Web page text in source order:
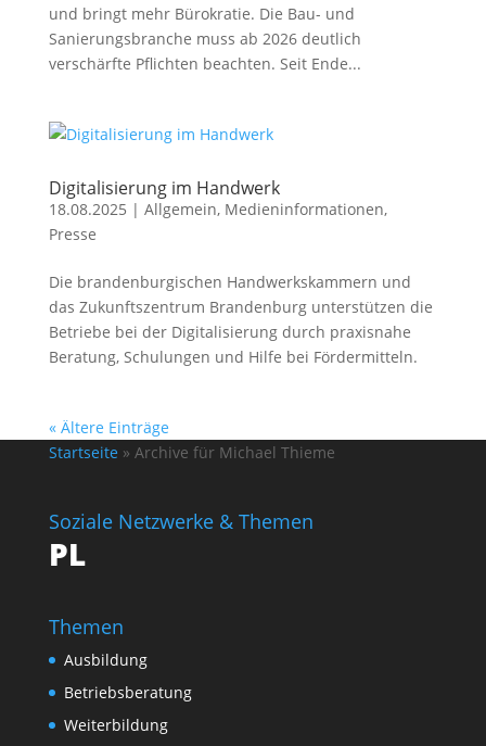
und bringt mehr Bürokratie. Die Bau- und
Sanierungsbranche muss ab 2026 deutlich
verschärfte Pflichten beachten. Seit Ende...
Digitalisierung im Handwerk
18.08.2025 | Allgemein, Medieninformationen,
Presse
Die brandenburgischen Handwerkskammern und
das Zukunftszentrum Brandenburg unterstützen die
Betriebe bei der Digitalisierung durch praxisnahe
Beratung, Schulungen und Hilfe bei Fördermitteln.
« Ältere Einträge
Startseite » Archive für Michael Thieme
Soziale Netzwerke & Themen
PL
Themen
Ausbildung
Betriebsberatung
Weiterbildung